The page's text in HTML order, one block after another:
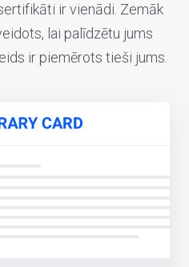
ir vienādi. Zemāk
lai palīdzētu jums
ir piemērots tieši jums.